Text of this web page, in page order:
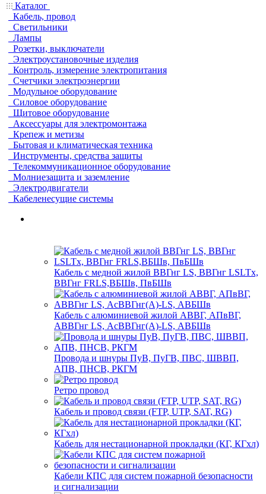
Каталог
Кабель, провод
Светильники
Лампы
Розетки, выключатели
Электроустановочные изделия
Контроль, измерение электропитания
Счетчики электроэнергии
Модульное оборудование
Силовое оборудование
Щитовое оборудование
Аксессуары для электромонтажа
Крепеж и метизы
Бытовая и климатическая техника
Инструменты, средства защиты
Телекоммуникационное оборудование
Молниезащита и заземление
Электродвигатели
Кабеленесущие системы
Кабель с медной жилой ВВГнг LS, ВВГнг LSLTx,
ВВГнг FRLS,ВБШв, ПвБШв
Кабель с алюминиевой жилой АВВГ, АПвВГ,
АВВГнг LS, АсВВГнг(А)-LS, АВБШв
Провода и шнуры ПуВ, ПуГВ, ПВС, ШВВП,
АПВ, ПНСВ, РКГМ
Ретро провод
Кабель и провод связи (FTP, UTP, SAT, RG)
Кабель для нестационарной прокладки (КГ, КГхл)
Кабели КПС для систем пожарной безопасности
и сигнализации